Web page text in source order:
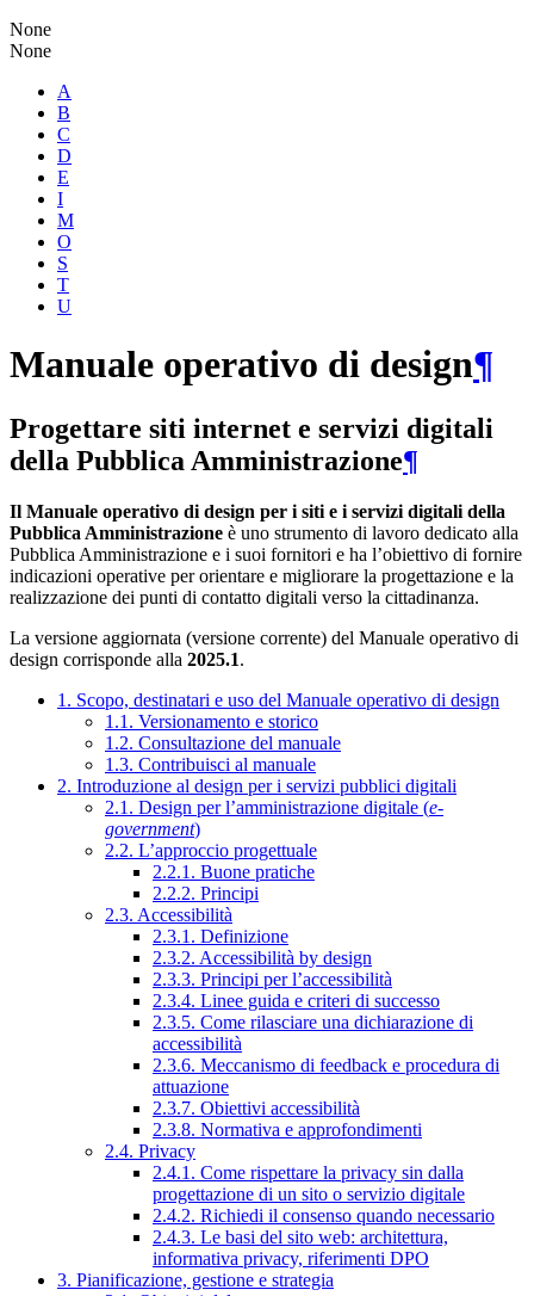
None
None
A
B
C
D
E
I
M
O
S
T
U
Manuale operativo di design¶
Progettare siti internet e servizi digitali
della Pubblica Amministrazione¶
Il Manuale operativo di design per i siti e i servizi digitali della
Pubblica Amministrazione è uno strumento di lavoro dedicato alla
Pubblica Amministrazione e i suoi fornitori e ha l’obiettivo di fornire
indicazioni operative per orientare e migliorare la progettazione e la
realizzazione dei punti di contatto digitali verso la cittadinanza.
La versione aggiornata (versione corrente) del Manuale operativo di
design corrisponde alla 2025.1.
1. Scopo, destinatari e uso del Manuale operativo di design
1.1. Versionamento e storico
1.2. Consultazione del manuale
1.3. Contribuisci al manuale
2. Introduzione al design per i servizi pubblici digitali
2.1. Design per l’amministrazione digitale (e-
government)
2.2. L’approccio progettuale
2.2.1. Buone pratiche
2.2.2. Principi
2.3. Accessibilità
2.3.1. Definizione
2.3.2. Accessibilità by design
2.3.3. Principi per l’accessibilità
2.3.4. Linee guida e criteri di successo
2.3.5. Come rilasciare una dichiarazione di
accessibilità
2.3.6. Meccanismo di feedback e procedura di
attuazione
2.3.7. Obiettivi accessibilità
2.3.8. Normativa e approfondimenti
2.4. Privacy
2.4.1. Come rispettare la privacy sin dalla
progettazione di un sito o servizio digitale
2.4.2. Richiedi il consenso quando necessario
2.4.3. Le basi del sito web: architettura,
informativa privacy, riferimenti DPO
3. Pianificazione, gestione e strategia